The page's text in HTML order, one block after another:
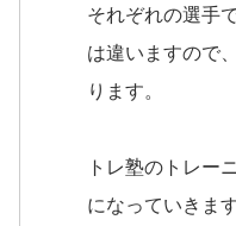
それぞれの選手
は違いますので
ります。
トレ塾のトレー
になっていきま